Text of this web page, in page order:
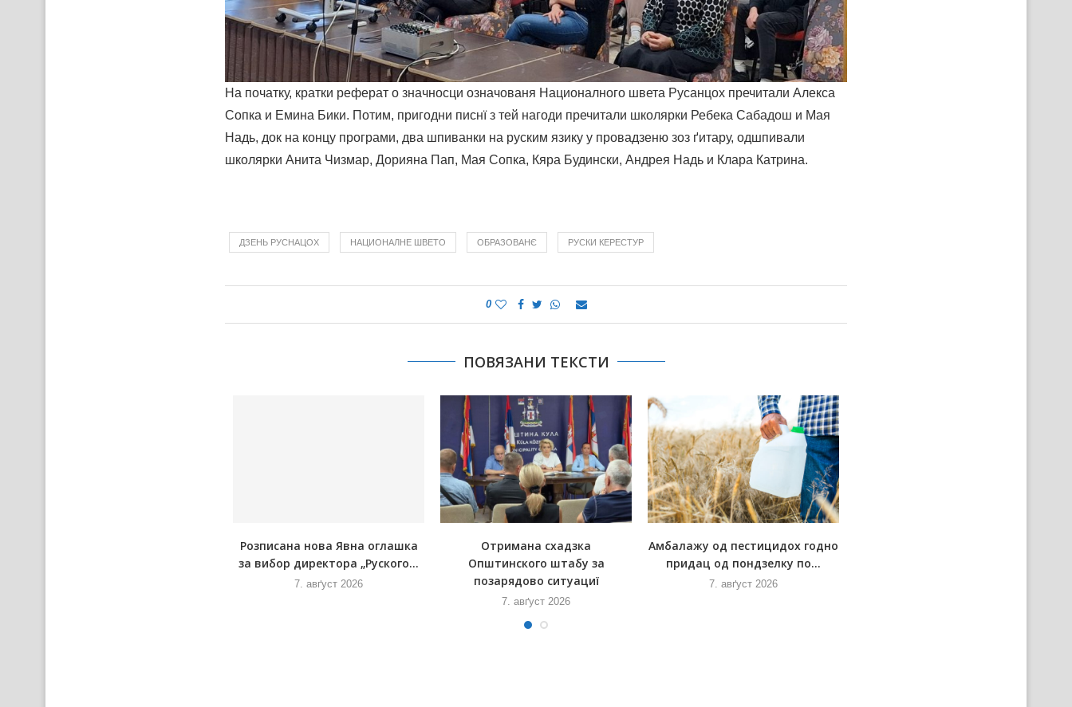
На початку, кратки реферат о значносци означованя Националного швета Русанцох пречитали Алекса
Сопка и Емина Бики. Потим, пригодни писнї з тей нагоди пречитали школярки Ребека Сабадош и Мая
Надь, док на концу програми, два шпиванки на руским язику у провадзеню зоз ґитару, одшпивали
школярки Анита Чизмар, Дорияна Пап, Мая Сопка, Кяра Будински, Андрея Надь и Клара Катрина.
ДЗЕНЬ РУСНАЦОХ НАЦИОНАЛНЕ ШВЕТО ОБРАЗОВАНЄ РУСКИ КЕРЕСТУР
0
ПОВЯЗАНИ ТЕКСТИ
Розписана нова Явна оглашка
за вибор директора „Руского...
7. авґуст 2026
Отримана схадзка
Општинского штабу за
позарядово ситуациї
7. авґуст 2026
Амбалажу од пестицидох годно
придац од пондзелку по...
7. авґуст 2026